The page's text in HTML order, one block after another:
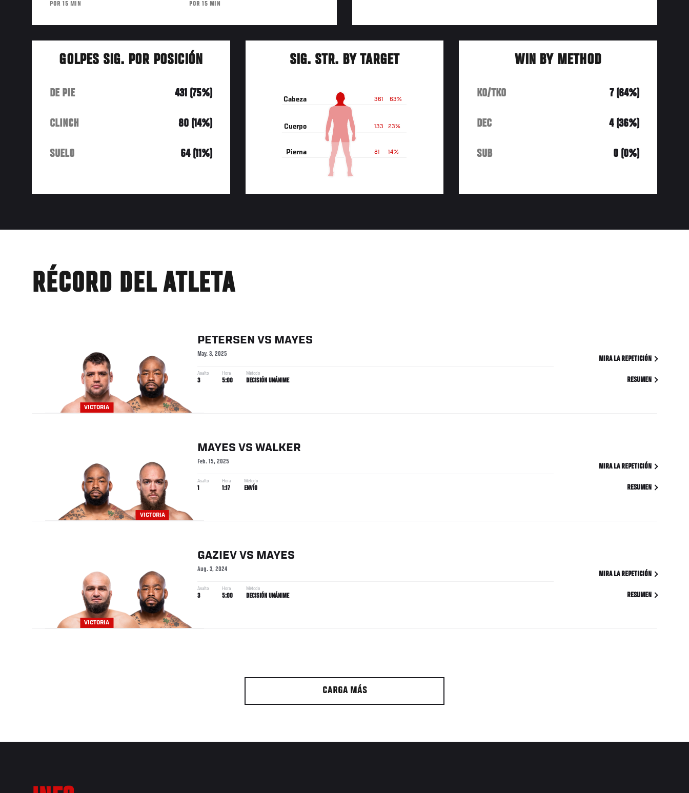
POR 15 MIN POR 15 MIN
GOLPES SIG. POR POSICIÓN
DE PIE 431 (75%)
CLINCH 80 (14%)
SUELO 64 (11%)
SIG. STR. BY TARGET
63%
361
Cabeza
23%
133
Cuerpo
14%
81
Pierna
WIN BY METHOD
KO/TKO 7 (64%)
DEC 4 (36%)
SUB 0 (0%)
RÉCORD DEL ATLETA
VICTORIA
PETERSEN VS MAYES
May. 3, 2025
Asalto
3
Hora
5:00
Método
DECISIÓN UNÁNIME
MIRA LA REPETICIÓN
RESUMEN
VICTORIA
MAYES VS WALKER
Feb. 15, 2025
Asalto
1
Hora
1:17
Método
ENVÍO
MIRA LA REPETICIÓN
RESUMEN
VICTORIA
GAZIEV VS MAYES
Aug. 3, 2024
Asalto
3
Hora
5:00
Método
DECISIÓN UNÁNIME
MIRA LA REPETICIÓN
RESUMEN
CARGA MÁS